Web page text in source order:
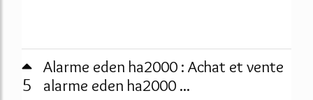
5
Alarme eden ha2000 : Achat et vente
alarme eden ha2000 ...